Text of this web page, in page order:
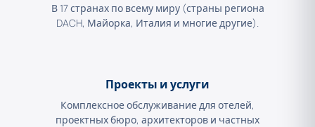
В 17 странах по всему миру (страны региона
DACH, Майорка, Италия и многие другие).
Проекты и услуги
Комплексное обслуживание для отелей,
проектных бюро, архитекторов и частных